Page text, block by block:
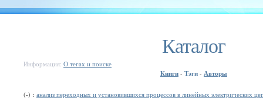
Каталог
Информация: О тегах и поиске
Книги - Тэги - Авторы
(-) : анализ переходных и установившихся процессов в линейных электрических